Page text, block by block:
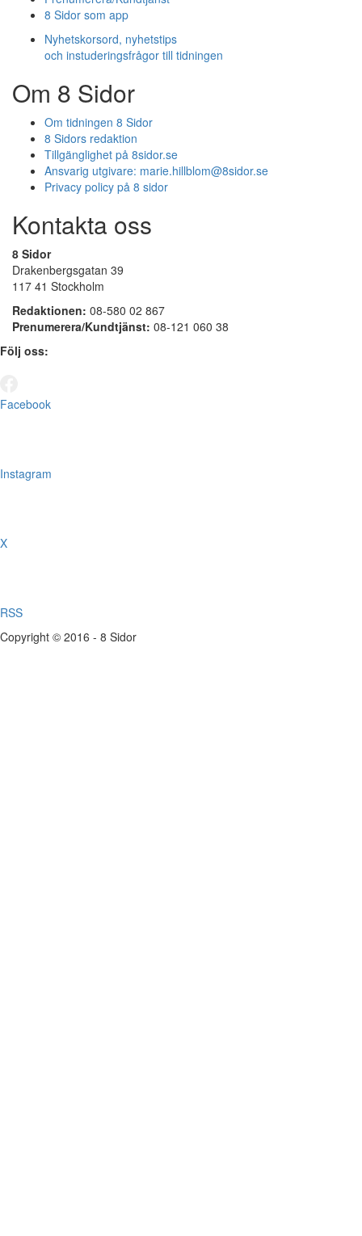
8 Sidor som app
Nyhetskorsord, nyhetstips
och instuderingsfrågor till tidningen
Om 8 Sidor
Om tidningen 8 Sidor
8 Sidors redaktion
Tillgänglighet på 8sidor.se
Ansvarig utgivare: marie.hillblom@8sidor.se
Privacy policy på 8 sidor
Kontakta oss
8 Sidor
Drakenbergsgatan 39
117 41 Stockholm
Redaktionen: 08-580 02 867
Prenumerera/Kundtjänst: 08-121 060 38
Följ oss:
Facebook
Instagram
X
RSS
Copyright © 2016 - 8 Sidor